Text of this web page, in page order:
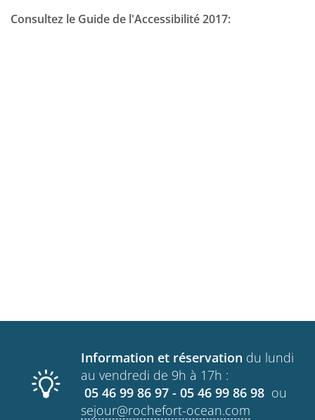
Consultez le Guide de l'Accessibilité 2017:
Information et réservation du lundi
au vendredi de 9h à 17h :
05 46 99 86 97 - 05 46 99 86 98 ou
sejour@rochefort-ocean.com